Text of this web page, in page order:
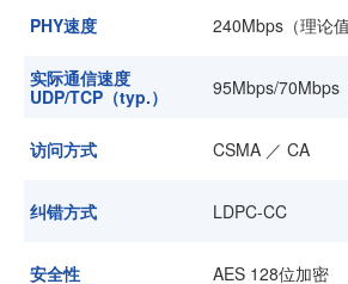
PHY速度 240Mbps（理论值
实际通信速度
UDP/TCP（typ.）
95Mbps/70Mbps
访问方式 CSMA ／ CA
纠错方式 LDPC-CC
安全性 AES 128位加密